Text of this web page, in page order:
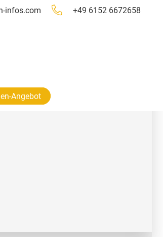
infos.com +49 6152 6672658
Angebot